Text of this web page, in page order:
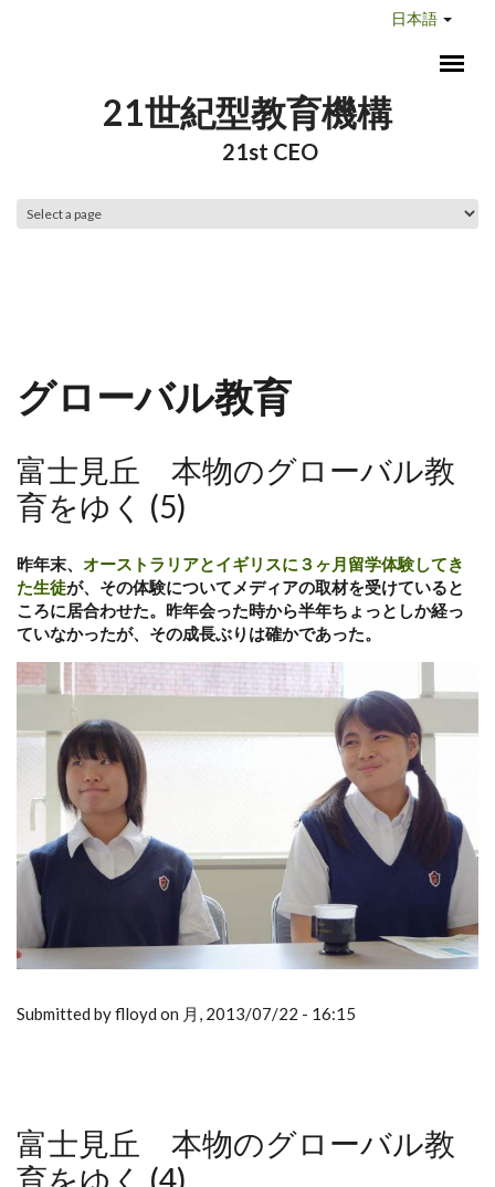
日本語
21世紀型教育機構
21st CEO
グローバル教育
富士見丘 本物のグローバル教
育をゆく (5)
昨年末、 オーストラリアとイギリスに３ヶ月留学体験してき
た生徒が、その体験についてメディアの取材を受けていると
ころに居合わせた。昨年会った時から半年ちょっとしか経っ
ていなかったが、その成長ぶりは確かであった。
Submitted by flloyd on 月, 2013/07/22 - 16:15
富士見丘 本物のグローバル教